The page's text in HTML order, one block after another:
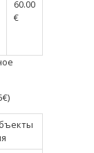
60.00
€